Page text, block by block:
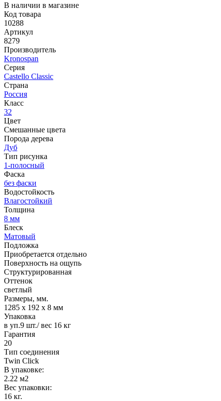
В наличии в магазине
Код товара
10288
Артикул
8279
Производитель
Kronospan
Серия
Castello Classic
Страна
Россия
Класс
32
Цвет
Смешанные цвета
Порода дерева
Дуб
Тип рисунка
1-полосный
Фаска
без фаски
Водостойкость
Влагостойкий
Толщина
8 мм
Блеск
Матовый
Подложка
Приобретается отдельно
Поверхность на ощупь
Структурированная
Оттенок
светлый
Размеры, мм.
1285 х 192 х 8 мм
Упаковка
в уп.9 шт./ вес 16 кг
Гарантия
20
Тип соединения
Twin Click
В упаковке:
2.22 м2
Вес упаковки:
16 кг.